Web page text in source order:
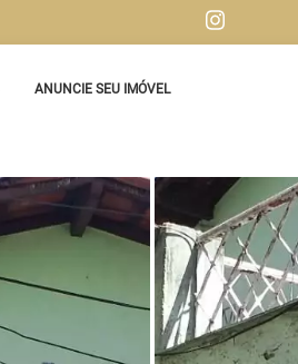
ANUNCIE SEU IMÓVEL